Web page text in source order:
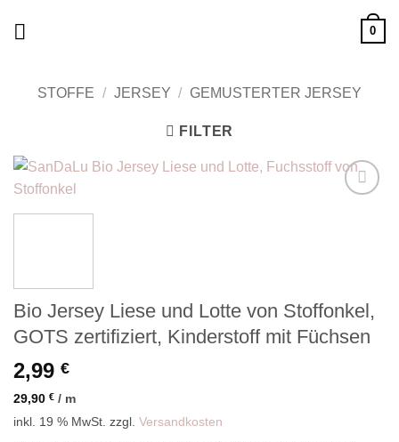
0
STOFFE / JERSEY / GEMUSTERTER JERSEY
FILTER
Bio Jersey Liese und Lotte von Stoffonkel,
GOTS zertifiziert, Kinderstoff mit Füchsen
2,99 €
29,90 € / m
inkl. 19 % MwSt. zzgl. Versandkosten